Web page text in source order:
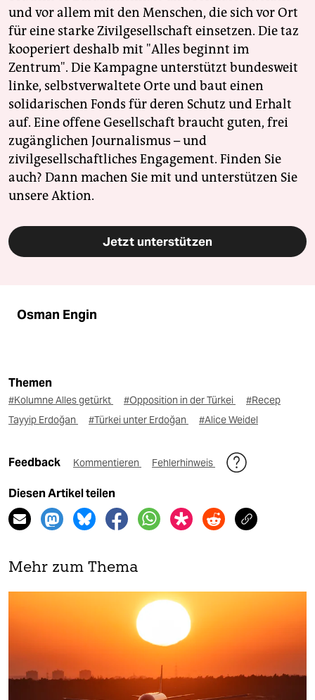
und vor allem mit den Menschen, die sich vor Ort
für eine starke Zivilgesellschaft einsetzen. Die taz
kooperiert deshalb mit "Alles beginnt im
Zentrum". Die Kampagne unterstützt bundesweit
linke, selbstverwaltete Orte und baut einen
solidarischen Fonds für deren Schutz und Erhalt
auf. Eine offene Gesellschaft braucht guten, frei
zugänglichen Journalismus – und
zivilgesellschaftliches Engagement. Finden Sie
auch? Dann machen Sie mit und unterstützen Sie
unsere Aktion.
Jetzt unterstützen
Osman Engin
Themen
#Kolumne Alles getürkt #Opposition in der Türkei
#Recep
Tayyip Erdoğan
#Türkei unter Erdoğan #Alice Weidel
Feedback Kommentieren Fehlerhinweis
Diesen Artikel teilen
Mehr zum Thema